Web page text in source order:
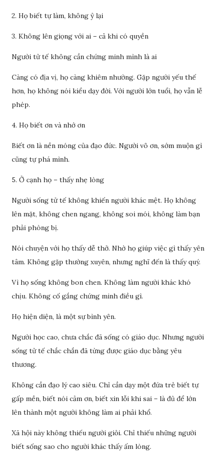
2. Họ biết tự làm, không ỷ lại
3. Không lên giọng với ai – cả khi có quyền
Người tử tế không cần chứng minh mình là ai
Càng có địa vị, họ càng khiêm nhường. Gặp người yếu thế
hơn, họ không nói kiểu dạy đời. Với người lớn tuổi, họ vẫn lễ
phép.
4. Họ biết ơn và nhớ ơn
Biết ơn là nền móng của đạo đức. Người vô ơn, sớm muộn gì
cũng tự phá mình.
5. Ở cạnh họ – thấy nhẹ lòng
Người sống tử tế không khiến người khác mệt. Họ không
lên mặt, không chen ngang, không soi mói, không làm bạn
phải phòng bị.
Nói chuyện với họ thấy dễ thở. Nhờ họ giúp việc gì thấy yên
tâm. Không gặp thường xuyên, nhưng nghĩ đến là thấy quý.
Vì họ sống không bon chen. Không làm người khác khó
chịu. Không cố gắng chứng minh điều gì.
Họ hiện diện, là một sự bình yên.
Người học cao, chưa chắc đã sống có giáo dục. Nhưng người
sống tử tế chắc chắn đã từng được giáo dục bằng yêu
thương.
Không cần đạo lý cao siêu. Chỉ cần dạy một đứa trẻ biết tự
gấp mền, biết nói cảm ơn, biết xin lỗi khi sai – là đủ để lớn
lên thành một người không làm ai phải khổ.
Xã hội này không thiếu người giỏi. Chỉ thiếu những người
biết sống sao cho người khác thấy ấm lòng.